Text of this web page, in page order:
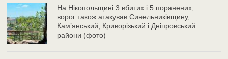
На Нікопольщині 3 вбитих і 5 поранених,
ворог також атакував Синельниківщину,
Кам’янський, Криворізький і Дніпровський
райони (фото)